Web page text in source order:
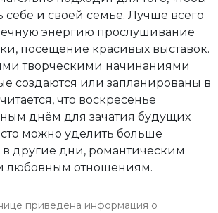
себе и своей семье. Лучше всего
энергию прослушивание
посещение красивых выставок.
творческими начинаниями
создаются или запланированы в
что воскресенье
днём для зачатия будущих
можно уделить больше
другие дни, романтическим
любовным отношениям.
приведена информация о